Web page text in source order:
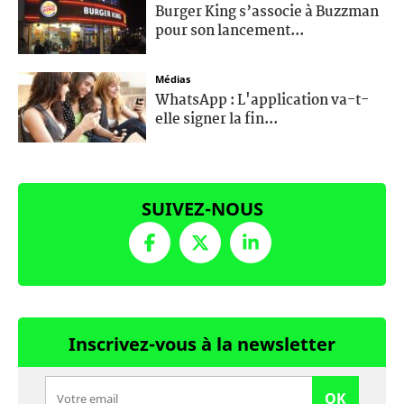
Burger King s’associe à Buzzman
pour son lancement...
Médias
WhatsApp : L'application va-t-
elle signer la fin...
SUIVEZ-NOUS
Inscrivez-vous à la newsletter
OK